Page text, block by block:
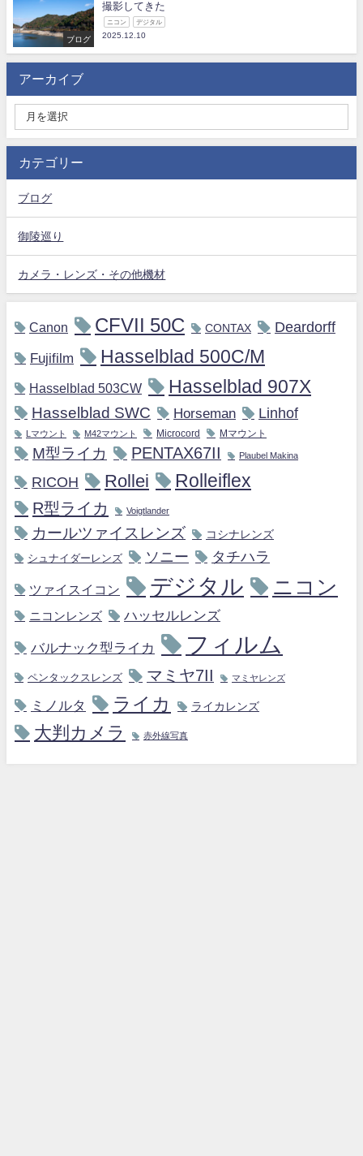
ブログ
撮影してきた
ニコン デジタル
2025.12.10
アーカイブ
カテゴリー
ブログ
御陵巡り
カメラ・レンズ・その他機材
Canon CFVII 50C CONTAX Deardorff
Fujifilm Hasselblad 500C/M
Hasselblad 503CW Hasselblad 907X
Hasselblad SWC Horseman Linhof
Lマウント M42マウント Microcord Mマウント
M型ライカ PENTAX67II Plaubel Makina
RICOH Rollei Rolleiflex
R型ライカ Voigtlander
カールツァイスレンズ コシナレンズ
シュナイダーレンズ ソニー タチハラ
ツァイスイコン デジタル ニコン
ニコンレンズ ハッセルレンズ
バルナック型ライカ フィルム
ペンタックスレンズ マミヤ7II マミヤレンズ
ミノルタ ライカ ライカレンズ
大判カメラ 赤外線写真